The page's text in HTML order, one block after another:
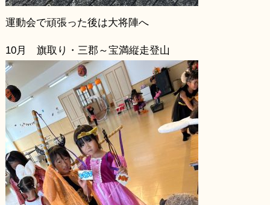
運動会で頑張った後は大将陣へ
10月 旗取り・三郡～宝満縦走登山